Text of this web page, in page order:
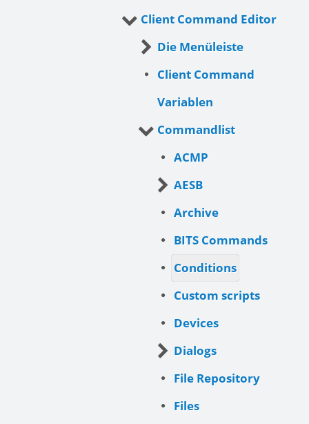
Client Command Editor
Die Menüleiste
Client Command
Variablen
Commandlist
ACMP
AESB
Archive
BITS Commands
Conditions
Custom scripts
Devices
Dialogs
File Repository
Files